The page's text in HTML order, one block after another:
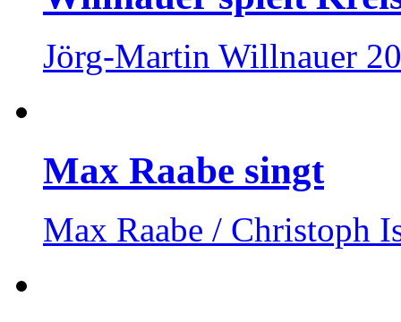
Jörg-Martin Willnauer
Max Raabe singt
Max Raabe / Christoph